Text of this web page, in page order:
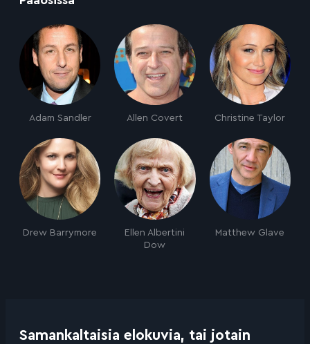
Adam Sandler Allen Covert Christine Taylor
Drew Barrymore
Ellen Albertini
Dow
Matthew Glave
Samankaltaisia elokuvia, tai jotain